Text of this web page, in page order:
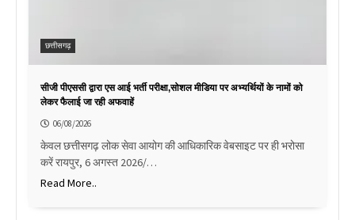
छत्तीसगढ़
सीजी पीएससी द्वारा एस आई भर्ती परीक्षा,सोशल मीडिया पर अभ्यर्थियों के नामों को
लेकर फैलाई जा रही अफवाहें
06/08/2026
केवल छत्तीसगढ़ लोक सेवा आयोग की आधिकारिक वेबसाइट पर ही भरोसा
करें रायपुर, 6 अगस्त 2026/…
Read More..